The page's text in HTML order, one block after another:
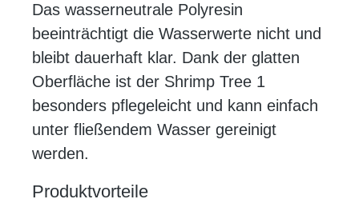
Das wasserneutrale Polyresin
beeinträchtigt die Wasserwerte nicht und
bleibt dauerhaft klar. Dank der glatten
Oberfläche ist der Shrimp Tree 1
besonders pflegeleicht und kann einfach
unter fließendem Wasser gereinigt
werden.
Produktvorteile